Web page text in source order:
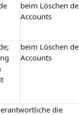
beim Löschen
Accounts
beim Löschen
Accounts
die